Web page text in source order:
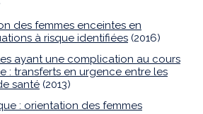
des femmes enceintes en
à risque identifiées (2016)
ayant une complication au cours
: transferts en urgence entre les
santé (2013)
: orientation des femmes